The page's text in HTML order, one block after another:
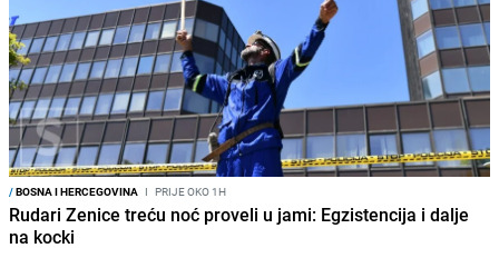
/BOSNA I HERCEGOVINA I PRIJE OKO 1H
Rudari Zenice treću noć proveli u jami: Egzistencija i dalje
na kocki